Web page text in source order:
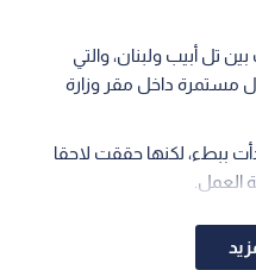
تل أبيب ولبنان، والتي
مستمرة داخل مقر وزارة
ببطء، لكنها حققت لاحقا
العمل.